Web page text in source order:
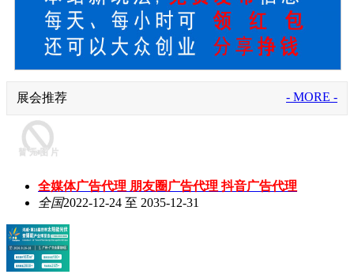
展会推荐 - MORE -
全媒体广告代理 朋友圈广告代理 抖音广告代理
全国2022-12-24 至 2035-12-31